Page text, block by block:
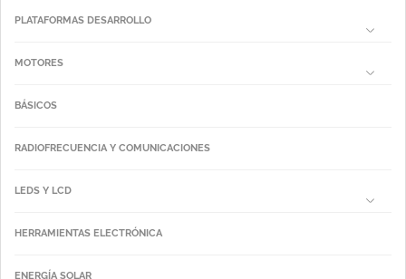
PLATAFORMAS DESARROLLO
MOTORES
BÁSICOS
RADIOFRECUENCIA Y COMUNICACIONES
LEDS Y LCD
HERRAMIENTAS ELECTRÓNICA
ENERGÍA SOLAR